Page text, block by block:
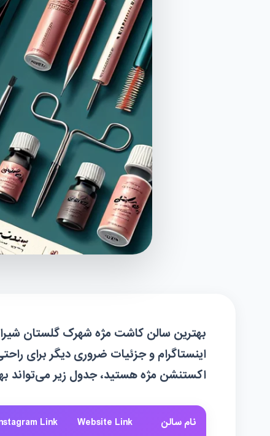
بهترین سالن کاشت مژه شهرک گلستان
اینستاگرام و جزئیات ضروری دیگر برای
اکستنشن مژه هستید، جدول زیر می‌تواند
نام سالن Website Link
Link